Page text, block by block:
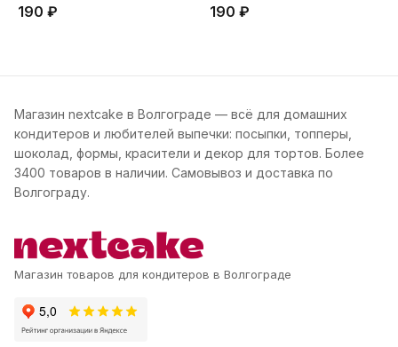
190 ₽ 190 ₽
Магазин nextcake в Волгограде — всё для домашних
кондитеров и любителей выпечки: посыпки, топперы,
шоколад, формы, красители и декор для тортов. Более
3400 товаров в наличии. Самовывоз и доставка по
Волгограду.
Магазин товаров для кондитеров в Волгограде